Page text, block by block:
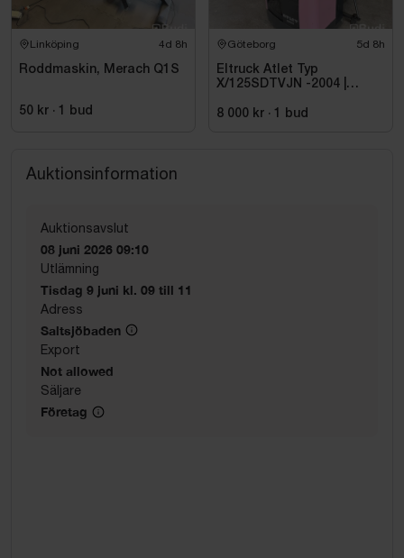
Linköping 4d 8h
Roddmaskin, Merach Q1S
50 kr · 1 bud
Göteborg 5d 8h
Eltruck Atlet Typ
X/125SDTVJN -2004 |
8 000 kr · 1 bud
Auktionsinformation
Auktionsavslut
08 juni 2026 09:10
Utlämning
Tisdag 9 juni kl. 09 till 11
Adress
Saltsjöbaden
Export
Not allowed
Säljare
Företag